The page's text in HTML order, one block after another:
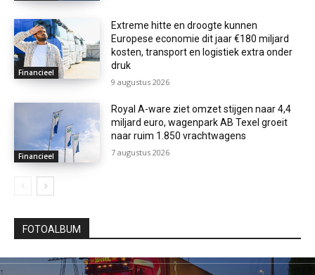
Financieel
Extreme hitte en droogte kunnen
Europese economie dit jaar €180 miljard
kosten, transport en logistiek extra onder
druk
9 augustus 2026
Financieel
Royal A-ware ziet omzet stijgen naar 4,4
miljard euro, wagenpark AB Texel groeit
naar ruim 1.850 vrachtwagens
7 augustus 2026
FOTOALBUM